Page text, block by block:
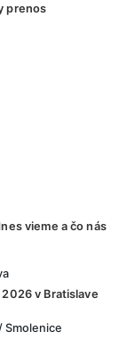
prenos
vieme a čo nás
v Bratislave
/ Smolenice